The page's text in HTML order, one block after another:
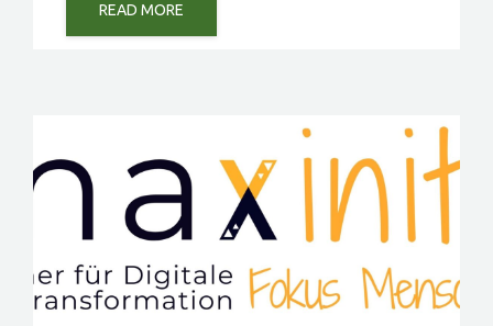
READ MORE